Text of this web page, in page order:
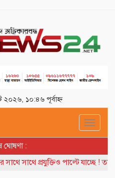
২০২৬, ১০:৪৬ পূর্বাহ্ন
Toggle
ঘোষণা :
সাথে প্রযুক্তিও পাল্টে যাচ্ছে ! তাই